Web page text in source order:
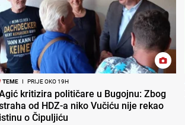
TEME I PRIJE OKO 19H
kritizira političare u Bugojnu: Zbog
od HDZ-a niko Vučiću nije rekao
istinu o Čipuljiću